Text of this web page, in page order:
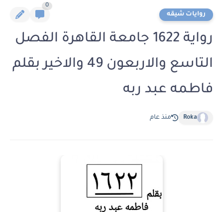
روايات شيقه
0
رواية 1622 جامعة القاهرة الفصل
التاسع والاربعون 49 والاخير بقلم
فاطمه عبد ربه
Roka منذ عام